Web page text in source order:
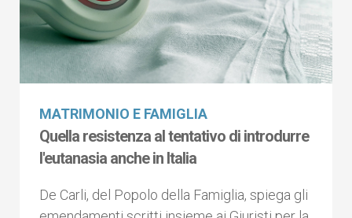
MATRIMONIO E FAMIGLIA
Quella resistenza al tentativo di introdurre
l'eutanasia anche in Italia
De Carli, del Popolo della Famiglia, spiega gli